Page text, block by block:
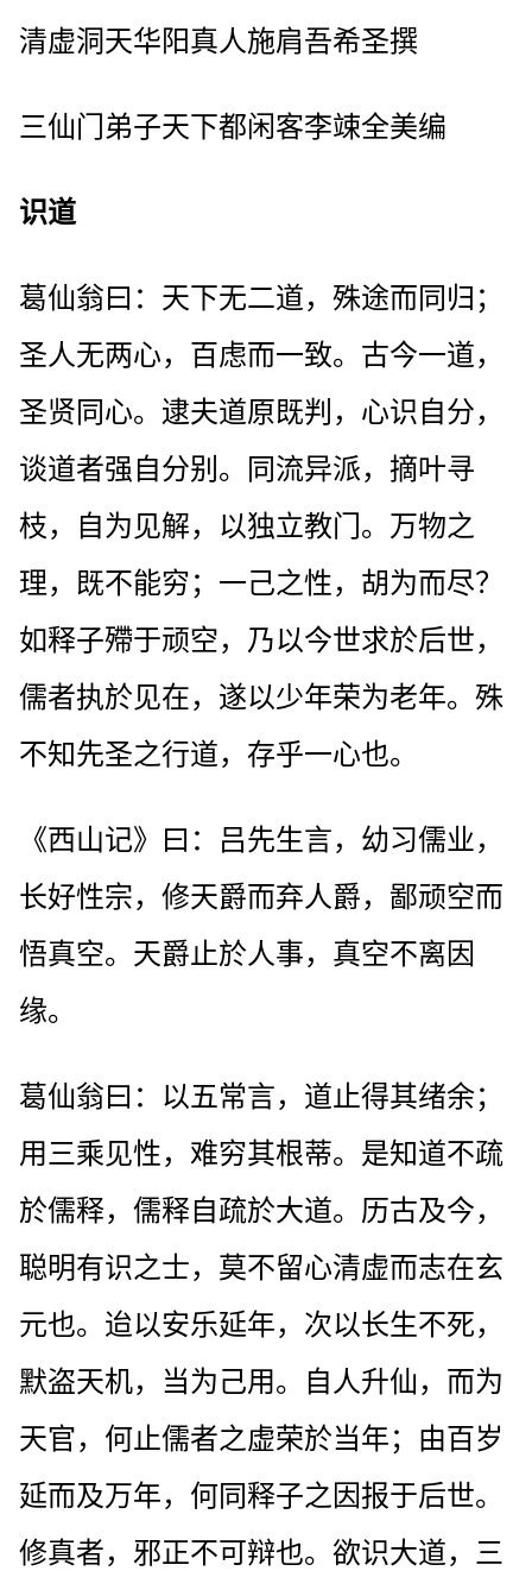
清虚洞天华阳真人施肩吾希圣撰
三仙门弟子天下都闲客李竦全美编
识道
葛仙翁曰：天下无二道，殊途而同归；
圣人无两心，百虑而一致。古今一道，
圣贤同心。逮夫道原既判，心识自分，
谈道者强自分别。同流异派，摘叶寻
枝，自为见解，以独立教门。万物之
理，既不能穷；一己之性，胡为而尽？
如释子殢于顽空，乃以今世求於后世，
儒者执於见在，遂以少年荣为老年。殊
不知先圣之行道，存乎一心也。
《西山记》曰：吕先生言，幼习儒业，
长好性宗，修天爵而弃人爵，鄙顽空而
悟真空。天爵止於人事，真空不离因
缘。
葛仙翁曰：以五常言，道止得其绪余；
用三乘见性，难穷其根蒂。是知道不疏
於儒释，儒释自疏於大道。历古及今，
聪明有识之士，莫不留心清虚而志在玄
元也。迨以安乐延年，次以长生不死，
默盗天机，当为己用。自人升仙，而为
天官，何止儒者之虚荣於当年；由百岁
延而及万年，何同释子之因报于后世。
修真者，邪正不可辩也。欲识大道，三